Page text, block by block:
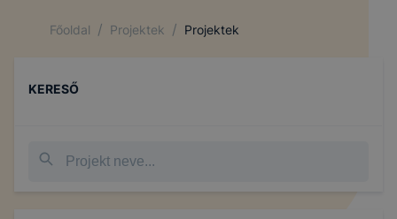
Főoldal / Projektek / Projektek
KERESŐ